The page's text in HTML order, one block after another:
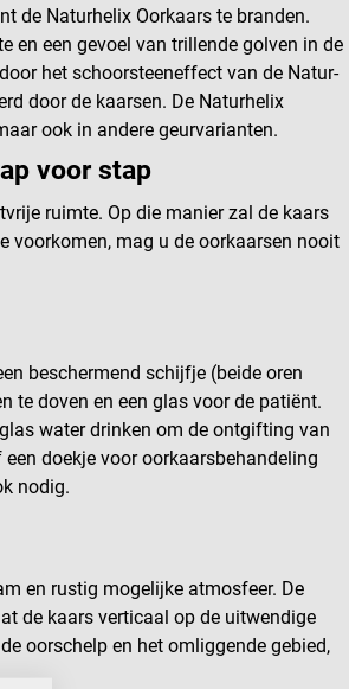
de Naturhelix Oorkaars te branden.
en een gevoel van trillende golven in de
het schoorsteeneffect van de Natur-
door de kaarsen. De Naturhelix
ook in andere geurvarianten.
voor stap
ruimte. Op die manier zal de kaars
voorkomen, mag u de oorkaarsen nooit
beschermend schijfje (beide oren
te doven en een glas voor de patiënt.
water drinken om de ontgifting van
doekje voor oorkaarsbehandeling
nodig.
en rustig mogelijke atmosfeer. De
de kaars verticaal op de uitwendige
oorschelp en het omliggende gebied,